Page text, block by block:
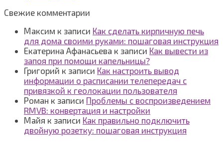
Свежие комментарии
Максим к записи Как сделать кирпичную печь
для дома своими руками: пошаговая инструкция
Екатерина Афанасьева к записи Как вывести из
запоя при помощи капельницы?
Григорий к записи Как настроить вывод
информации о расписании телепередач с
привязкой к геолокации пользователя
Роман к записи Проблемы с воспроизведением
RMVB: конвертация и настройки
Майя к записи Как правильно подключить
двойную розетку: пошаговая инструкция